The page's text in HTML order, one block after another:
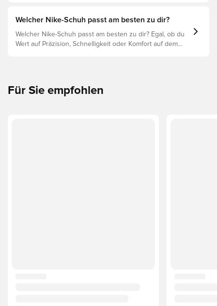
Langlebigkeit des Schuhs. Lies weiter, um
verschiedenen Untergründe sind.
Welcher Nike-Schuh passt am besten zu dir?
Welcher Nike-Schuh passt am besten zu dir? Egal, ob du
Wert auf Präzision, Schnelligkeit oder Komfort auf dem
Für Sie empfohlen